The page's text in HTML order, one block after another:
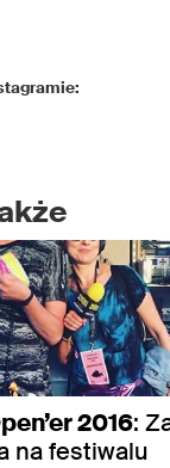
2016:
na festiwalu